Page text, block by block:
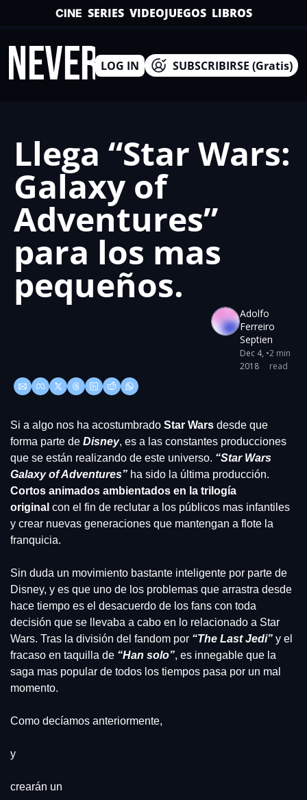
CINE SERIES VIDEOJUEGOS LIBROS
LOG IN SUBSCRIBIRSE (Gratis)
Llega “Star Wars:
Galaxy of
Adventures”
para los mas
pequeños.
Adolfo
Ferreiro
Septien
Dec 4,
2018
•2 min
read
Si a algo nos ha acostumbrado Star Wars desde que
forma parte de Disney, es a las constantes producciones
que se están realizando de este universo. “Star Wars
Galaxy of Adventures”
Cortos animados ambientados en la trilogía
original con el fin de reclutar a los públicos mas infantiles
y crear nuevas generaciones que mantengan a flote la
franquicia.
Sin duda un movimiento bastante inteligente por parte de
Disney, y es que uno de los problemas que arrastra desde
hace tiempo es el desacuerdo de los fans con toda
decisión que se llevaba a cabo en lo relacionado a Star
Wars. Tras la división del fandom por “The Last Jedi” y el
fracaso en taquilla de “Han solo”, es innegable que la
saga mas popular de todos los tiempos pasa por un mal
momento.
Como decíamos anteriormente,
y
crearán un